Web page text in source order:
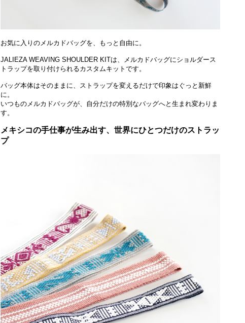
お気に入りのメルカドバッグを、もっと自由に。
JALIEZA WEAVING SHOULDER KITは、メルカドバッグにショルダース
トラップを取り付けられるカスタムキットです。
バッグ本体はそのままに、ストラップを変えるだけで印象はぐっと新鮮
に。
いつものメルカドバッグが、自分だけの特別なバッグへと生まれ変わりま
す。
メキシコの手仕事が生み出す、世界にひとつだけのストラッ
プ